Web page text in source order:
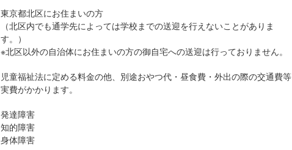
東京都北区にお住まいの方
（北区内でも通学先によっては学校までの送迎を行えないことがありま
す。）
※北区以外の自治体にお住まいの方の御自宅への送迎は行っておりません。
児童福祉法に定める料金の他、別途おやつ代・昼食費・外出の際の交通費等
実費がかかります。
発達障害
知的障害
身体障害